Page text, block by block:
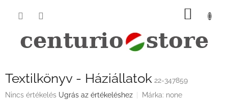
KOSÁR
Textilkönyv - Háziállatok 22-347859
A
Nincs értékelés Ugrás az értékeléshez Márka: none